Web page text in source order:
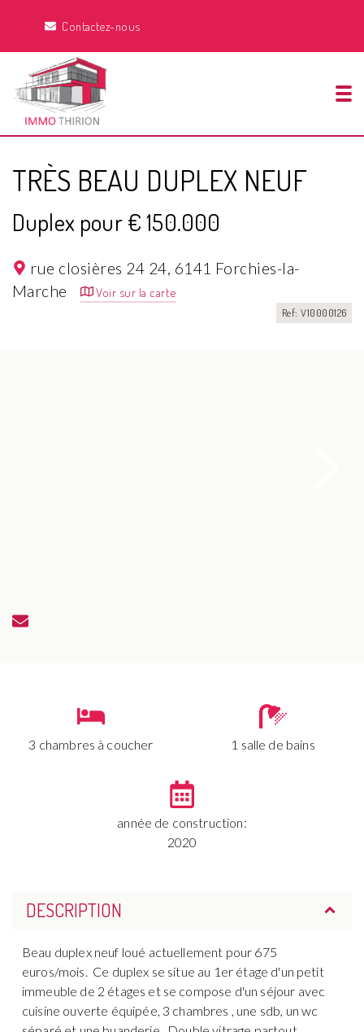
Contactez-nous
TRÈS BEAU DUPLEX NEUF
Duplex pour € 150.000
rue closières 24 24, 6141 Forchies-la-
Marche
Voir sur la carte
Ref: V10000126
3 chambres à coucher 1 salle de bains
année de construction:
2020
DESCRIPTION
Beau duplex neuf loué actuellement pour 675
euros/mois. Ce duplex se situe au 1er étage d'un petit
immeuble de 2 étages et se compose d'un séjour avec
cuisine ouverte équipée, 3 chambres , une sdb, un wc